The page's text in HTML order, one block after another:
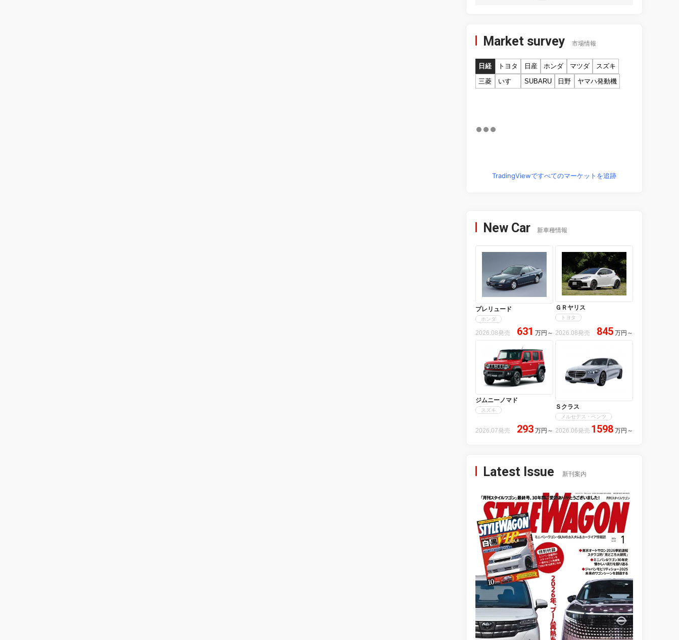
Market survey 市場情報
日経 トヨタ 日産 ホンダ マツダ
スズキ
三菱
いすゞ SUBARU 日野 ヤマハ発動機
TradingViewですべてのマーケットを追跡
New Car 新車種情報
プレリュード
ホンダ
2026.08発売 631 万円 ～
ＧＲヤリス
トヨタ
2026.08発売 845 万円 ～
ジムニーノマド
スズキ
2026.07発売 293 万円 ～
Ｓクラス
メルセデス・ベンツ
2026.06発売 1598 万円 ～
Latest Issue 新刊案内